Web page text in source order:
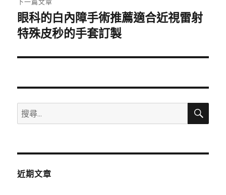
下
一
文
眼科的白內障手術推薦適合近視雷射
特殊皮秒的手套訂製
搜
尋
鍵
搜
近期文章